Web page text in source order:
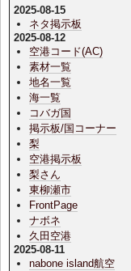
2025-08-15
ネタ掲示板
2025-08-12
空港コード(AC)
素材一覧
地名一覧
海一覧
コバガ国
掲示板/国コーナー
梨
空港掲示板
梨さん
東柳瀬市
FrontPage
ナボネ
久田空港
2025-08-11
nabone island航空